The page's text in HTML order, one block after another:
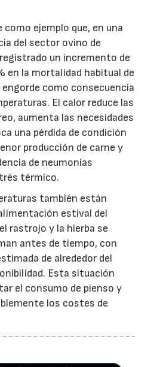
como ejemplo que, en una
del sector ovino de
un incremento de
en la mortalidad habitual de
como consecuencia
El calor reduce las
aumenta las necesidades
una pérdida de condición
producción de carne y
de neumonías
térmico.
también están
estival del
rastrojo y la hierba se
antes de tiempo, con
de alrededor del
Esta situación
el consumo de pienso y
los costes de